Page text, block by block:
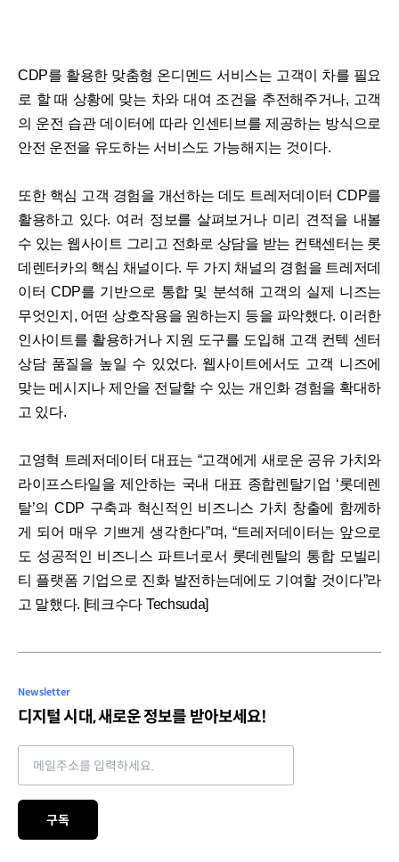
CDP를 활용한 맞춤형 온디멘드 서비스는 고객이 차를 필요
로 할 때 상황에 맞는 차와 대여 조건을 추전해주거나, 고객
의 운전 습관 데이터에 따라 인센티브를 제공하는 방식으로
안전 운전을 유도하는 서비스도 가능해지는 것이다.
또한 핵심 고객 경험을 개선하는 데도 트레저데이터 CDP를
활용하고 있다. 여러 정보를 살펴보거나 미리 견적을 내볼
수 있는 웹사이트 그리고 전화로 상담을 받는 컨택센터는 롯
데렌터카의 핵심 채널이다. 두 가지 채널의 경험을 트레저데
이터 CDP를 기반으로 통합 및 분석해 고객의 실제 니즈는
무엇인지, 어떤 상호작용을 원하는지 등을 파악했다. 이러한
인사이트를 활용하거나 지원 도구를 도입해 고객 컨텍 센터
상담 품질을 높일 수 있었다. 웹사이트에서도 고객 니즈에
맞는 메시지나 제안을 전달할 수 있는 개인화 경험을 확대하
고 있다.
고영혁 트레저데이터 대표는 “고객에게 새로운 공유 가치와
라이프스타일을 제안하는 국내 대표 종합렌탈기업 ‘롯데렌
탈’의 CDP 구축과 혁신적인 비즈니스 가치 창출에 함께하
게 되어 매우 기쁘게 생각한다”며, “트레저데이터는 앞으로
도 성공적인 비즈니스 파트너로서 롯데렌탈의 통합 모빌리
티 플랫폼 기업으로 진화 발전하는데에도 기여할 것이다”라
고 말했다. [테크수다 Techsuda]
Newsletter
디지털 시대, 새로운 정보를 받아보세요!
구독